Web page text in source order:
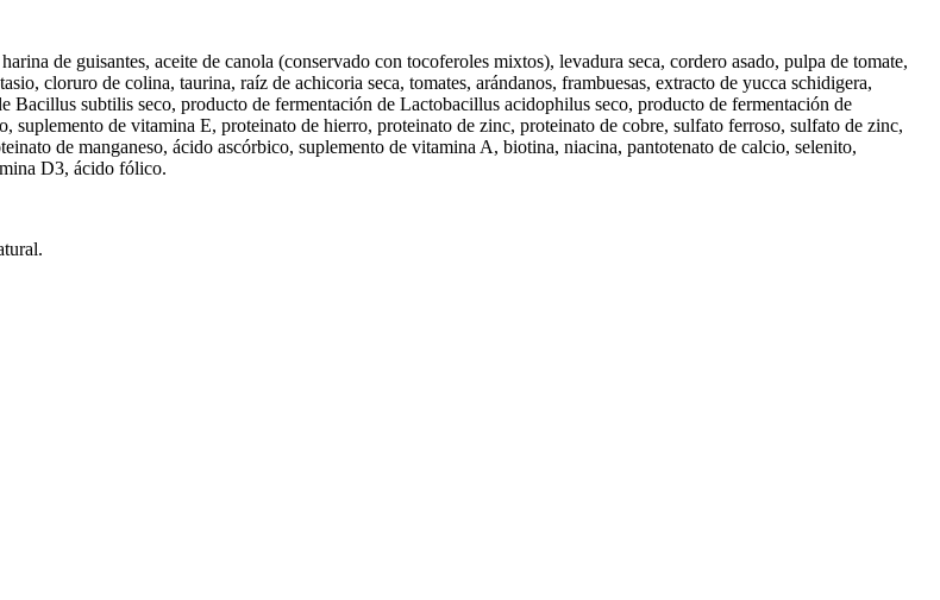
de guisantes, aceite de canola (conservado con tocoferoles mixtos), levadura seca, cordero asado, pulpa de tomate,
cloruro de colina, taurina, raíz de achicoria seca, tomates, arándanos, frambuesas, extracto de yucca schidigera,
subtilis seco, producto de fermentación de Lactobacillus acidophilus seco, producto de fermentación de
de vitamina E, proteinato de hierro, proteinato de zinc, proteinato de cobre, sulfato ferroso, sulfato de zinc,
de manganeso, ácido ascórbico, suplemento de vitamina A, biotina, niacina, pantotenato de calcio, selenito,
D3, ácido fólico.